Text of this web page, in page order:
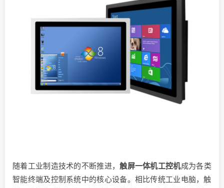
随着工业制造技术的不断推进，触屏一体机工控机成为各类
智能终端及控制系统中的核心设备。相比传统工业电脑，触